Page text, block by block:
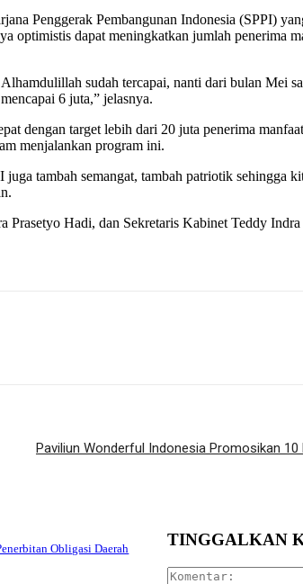
Penggerak Pembangunan Indonesia (SPPI)
optimistis dapat meningkatkan jumlah penerima
sudah tercapai, nanti dari bulan Mei
6 juta,” jelasnya.
dengan target lebih dari 20 juta penerima
menjalankan program ini.
tambah semangat, tambah patriotik sehingga
Prasetyo Hadi, dan Sekretaris Kabinet Teddy
Paviliun Wonderful Indonesia Promosikan
Obligasi Daerah TINGGALKAN